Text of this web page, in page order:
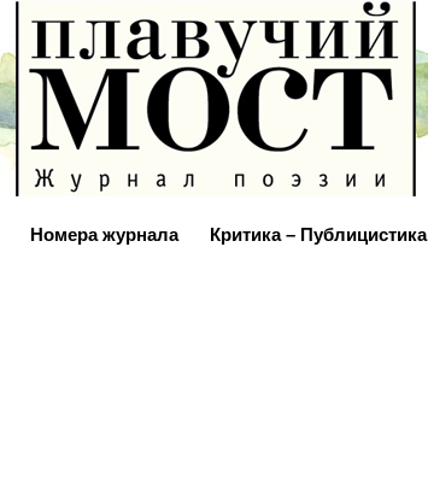
Номера журнала Критика – Публицистика